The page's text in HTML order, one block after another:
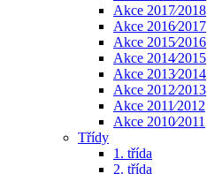
Akce 2017⁄2018
Akce 2016⁄2017
Akce 2015⁄2016
Akce 2014⁄2015
Akce 2013⁄2014
Akce 2012⁄2013
Akce 2011⁄2012
Akce 2010⁄2011
Třídy
1. třída
2. třída